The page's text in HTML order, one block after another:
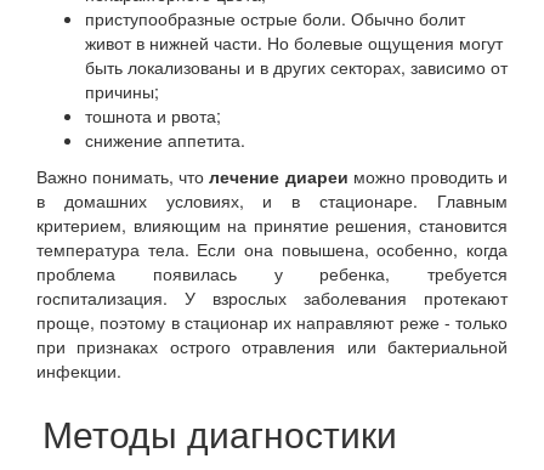
приступообразные острые боли. Обычно болит
живот в нижней части. Но болевые ощущения могут
быть локализованы и в других секторах, зависимо от
причины;
тошнота и рвота;
снижение аппетита.
Важно понимать, чтолечение диареи можно проводить и
в домашних условиях, и в стационаре. Главным
критерием, влияющим на принятие решения, становится
температура тела. Если она повышена, особенно, когда
проблема появилась у ребенка, требуется
госпитализация. У взрослых заболевания протекают
проще, поэтому в стационар их направляют реже - только
при признаках острого отравления или бактериальной
инфекции.
Методы диагностики